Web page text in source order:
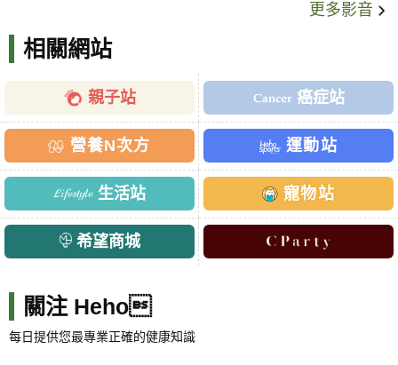
更多影音
相關網站
親子站 癌症站
營養N次方 運動站
生活站 寵物站
希望商城
關注 Heho
每日提供您最專業正確的健康知識